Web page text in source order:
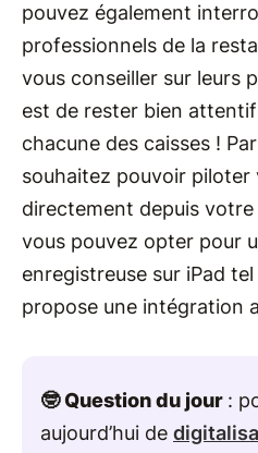
pouvez également
professionnels de la
vous conseiller sur leurs
est de rester bien
chacune des caisses !
souhaitez pouvoir piloter
directement depuis votre
vous pouvez opter pour
enregistreuse sur iPad tel
propose une intégration
🤓 Question du jour :
aujourd’hui de